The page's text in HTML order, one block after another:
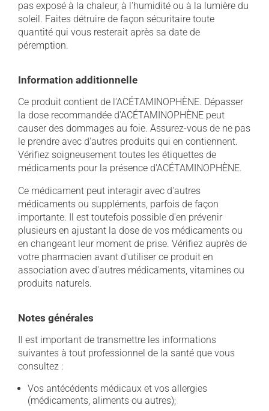
pas exposé à la chaleur, à l'humidité ou à la lumière du
soleil. Faites détruire de façon sécuritaire toute
quantité qui vous resterait après sa date de
péremption.
Information additionnelle
Ce produit contient de l'ACÉTAMINOPHÈNE. Dépasser
la dose recommandée d'ACÉTAMINOPHÈNE peut
causer des dommages au foie. Assurez-vous de ne pas
le prendre avec d'autres produits qui en contiennent.
Vérifiez soigneusement toutes les étiquettes de
médicaments pour la présence d'ACÉTAMINOPHÈNE.
Ce médicament peut interagir avec d'autres
médicaments ou suppléments, parfois de façon
importante. Il est toutefois possible d'en prévenir
plusieurs en ajustant la dose de vos médicaments ou
en changeant leur moment de prise. Vérifiez auprès de
votre pharmacien avant d'utiliser ce produit en
association avec d'autres médicaments, vitamines ou
produits naturels.
Notes générales
Il est important de transmettre les informations
suivantes à tout professionnel de la santé que vous
consultez :
Vos antécédents médicaux et vos allergies
(médicaments, aliments ou autres);